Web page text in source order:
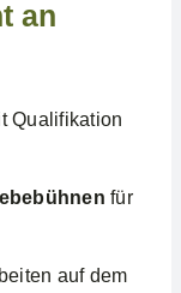
an
Qualifikation
für
auf dem